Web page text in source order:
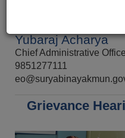
Yubaraj Acharya
Chief Administrative
9851277111
Grievance